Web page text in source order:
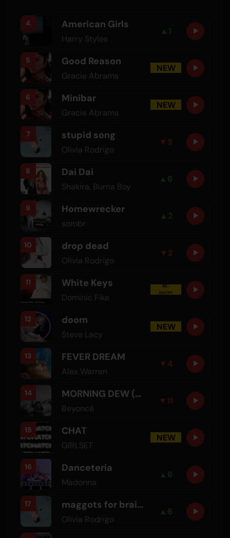
4 American Girls
Harry Styles
▲ 1
5 Good Reason
Gracie Abrams
NEW
6 Minibar
Gracie Abrams
NEW
7 stupid song
Olivia Rodrigo
▼ 3
8 Dai Dai
Shakira, Burna Boy
▲ 6
9 Homewrecker
sombr
▲ 2
10 drop dead
Olivia Rodrigo
▼ 2
11 White Keys
Dominic Fike
RE-
ENTRY
12 doom
Steve Lacy
NEW
13 FEVER DREAM
Alex Warren
▼ 4
14 MORNING DEW (DONK)
Beyoncé
▼ 11
15 CHAT
GIRLSET
NEW
16 Danceteria
Madonna
▲ 6
17 maggots for brains
Olivia Rodrigo
▲ 6